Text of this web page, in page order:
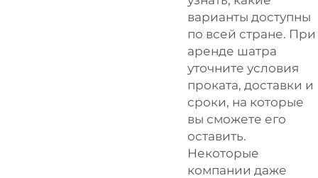
варианты доступны
по всей стране. При
аренде шатра
уточните условия
проката, доставки и
сроки, на которые
вы сможете его
оставить.
Некоторые
компании даже